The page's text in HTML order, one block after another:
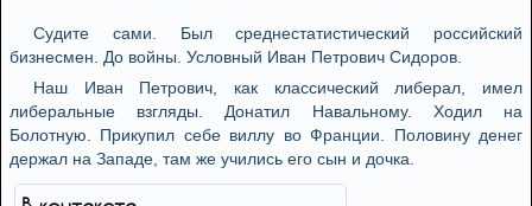
Судите сами. Был среднестатистический российский
бизнесмен. До войны. Условный Иван Петрович Сидоров.
Наш Иван Петрович, как классический либерал, имел
либеральные взгляды. Донатил Навальному. Ходил на
Болотную. Прикупил себе виллу во Франции. Половину денег
держал на Западе, там же учились его сын и дочка.